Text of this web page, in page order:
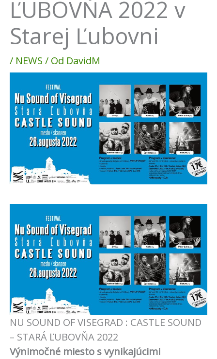
ĽUBOVŇA 2022 v
Starej Ľubovni
/ NEWS / Od DavidM
NU SOUND OF VISEGRAD : CASTLE SOUND
– STARÁ ĽUBOVŇA 2022
Výnimočné miesto s vynikajúcimi